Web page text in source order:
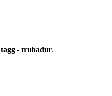
tagg - trubadur.